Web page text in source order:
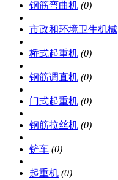
钢筋弯曲机 (0)
市政和环境卫生机械
桥式起重机 (0)
钢筋调直机 (0)
门式起重机 (0)
钢筋拉丝机 (0)
铲车 (0)
起重机 (0)